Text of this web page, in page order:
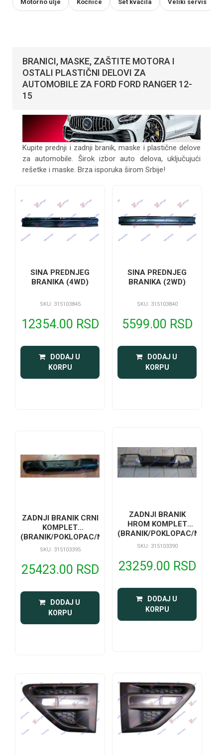
Motorno ulje Kočnice Set kvačila Veliki servis
BRANICI, MASKE, ZAŠTITE MOTORA I
OSTALI PLASTIČNI DELOVI ZA
AUTOMOBILE ZA FORD FORD RANGER 12-
15
Kupite prednji i zadnji branik, maske i plastične delove
za automobile. Širok izbor auto delova, uključujući
rešetke i maske. Brza isporuka širom Srbije!
SINA PREDNJEG
BRANIKA (4WD)
SKU: 315103845
12354.00 RSD
DODAJ U
KORPU
SINA PREDNJEG
BRANIKA (2WD)
SKU: 315103840
5599.00 RSD
DODAJ U
KORPU
ZADNJI BRANIK CRNI
KOMPLET
(BRANIK/POKLOPAC/NOSACI/DRZAC
TABLICE)
SKU: 315103395
25423.00 RSD
DODAJ U
KORPU
ZADNJI BRANIK
HROM KOMPLET
(BRANIK/POKLOPAC/
TABLICE)
SKU: 315103390
23259.00 RSD
DODAJ U
KORPU